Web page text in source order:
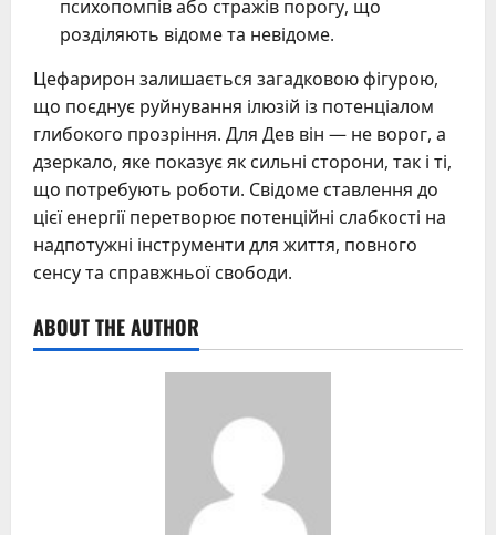
психопомпів або стражів порогу, що
розділяють відоме та невідоме.
Цефарирон залишається загадковою фігурою,
що поєднує руйнування ілюзій із потенціалом
глибокого прозріння. Для Дев він — не ворог, а
дзеркало, яке показує як сильні сторони, так і ті,
що потребують роботи. Свідоме ставлення до
цієї енергії перетворює потенційні слабкості на
надпотужні інструменти для життя, повного
сенсу та справжньої свободи.
ABOUT THE AUTHOR